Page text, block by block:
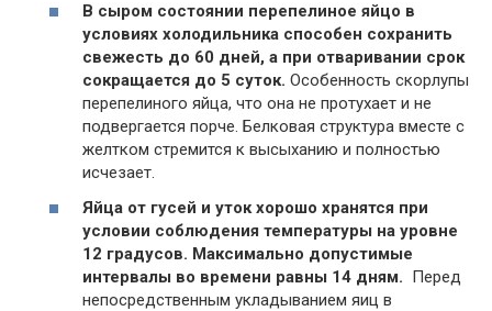
В сыром состоянии перепелиное яйцо в
условиях холодильника способен сохранить
свежесть до 60 дней, а при отваривании срок
сокращается до 5 суток. Особенность скорлупы
перепелиного яйца, что она не протухает и не
подвергается порче. Белковая структура вместе с
желтком стремится к высыханию и полностью
исчезает.
Яйца от гусей и уток хорошо хранятся при
условии соблюдения температуры на уровне
12 градусов. Максимально допустимые
интервалы во времени равны 14 дням. Перед
непосредственным укладыванием яиц в